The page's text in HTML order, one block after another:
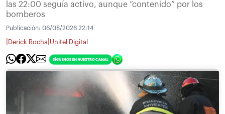
las 22:00 seguía activo, aunque “contenido” por los
bomberos
Publicación: 06/08/2026 22:14
Derick Rocha Unitel Digital